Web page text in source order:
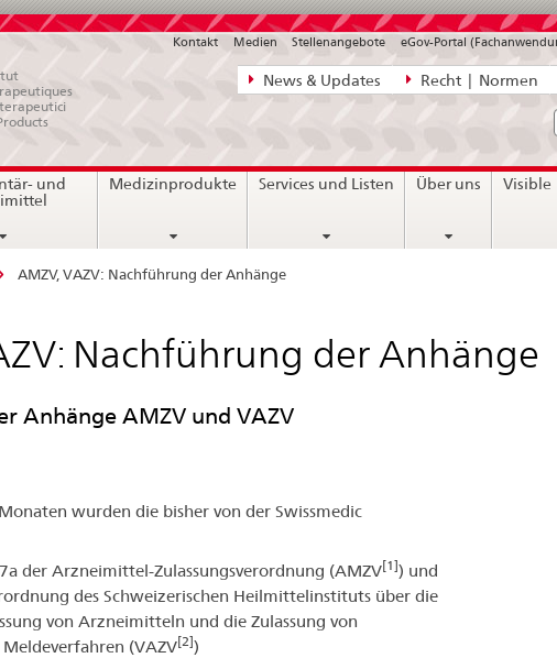
Direktnavigation
News,
Kontakt
News & Updates Recht | Normen
Kontakt Medien Stellenangebote eGov-Portal
und
Medizinprodukte Services und Listen Über uns Visible
AMZV, VAZV: Nachführung der Anhänge
Nachführung der Anhänge
Anhänge AMZV und VAZV
wurden die bisher von der Swissmedic
der Arzneimittel-Zulassungsverordnung (AMZV[1]) und
des Schweizerischen Heilmittelinstituts über die
von Arzneimitteln und die Zulassung von
(VAZV[2])